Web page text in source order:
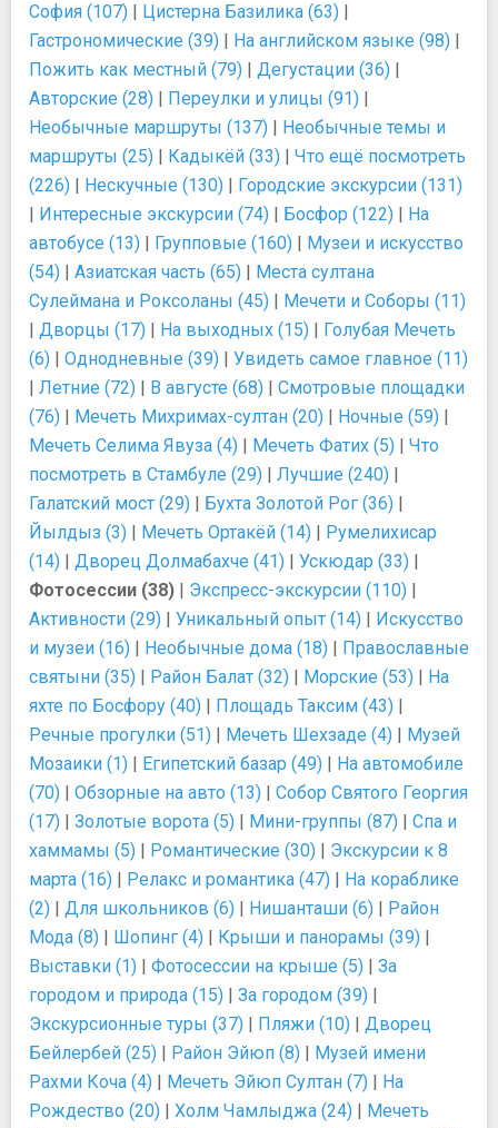
София (107) | Цистерна Базилика (63) |
Гастрономические (39) | На английском языке (98) |
Пожить как местный (79) | Дегустации (36) |
Авторские (28) | Переулки и улицы (91) |
Необычные маршруты (137) | Необычные темы и
маршруты (25) | Кадыкёй (33) | Что ещё посмотреть
(226) | Нескучные (130) | Городские экскурсии (131)
| Интересные экскурсии (74) | Босфор (122) | На
автобусе (13) | Групповые (160) | Музеи и искусство
(54) | Азиатская часть (65) | Места султана
Сулеймана и Роксоланы (45) | Мечети и Соборы (11)
| Дворцы (17) | На выходных (15) | Голубая Мечеть
(6) | Однодневные (39) | Увидеть самое главное (11)
| Летние (72) | В августе (68) | Смотровые площадки
(76) | Мечеть Михримах-султан (20) | Ночные (59) |
Мечеть Селима Явуза (4) | Мечеть Фатих (5) | Что
посмотреть в Стамбуле (29) | Лучшие (240) |
Галатский мост (29) | Бухта Золотой Рог (36) |
Йылдыз (3) | Мечеть Ортакёй (14) | Румелихисар
(14) | Дворец Долмабахче (41) | Ускюдар (33) |
Фотосессии (38) | Экспресс-экскурсии (110) |
Активности (29) | Уникальный опыт (14) | Искусство
и музеи (16) | Необычные дома (18) | Православные
святыни (35) | Район Балат (32) | Морские (53) | На
яхте по Босфору (40) | Площадь Таксим (43) |
Речные прогулки (51) | Мечеть Шехзаде (4) | Музей
Мозаики (1) | Египетский базар (49) | На автомобиле
(70) | Обзорные на авто (13) | Собор Святого Георгия
(17) | Золотые ворота (5) | Мини-группы (87) | Спа и
хаммамы (5) | Романтические (30) | Экскурсии к 8
марта (16) | Релакс и романтика (47) | На кораблике
(2) | Для школьников (6) | Нишанташи (6) | Район
Мода (8) | Шопинг (4) | Крыши и панорамы (39) |
Выставки (1) | Фотосессии на крыше (5) | За
городом и природа (15) | За городом (39) |
Экскурсионные туры (37) | Пляжи (10) | Дворец
Бейлербей (25) | Район Эйюп (8) | Музей имени
Рахми Коча (4) | Мечеть Эйюп Султан (7) | На
Рождество (20) | Холм Чамлыджа (24) | Мечеть